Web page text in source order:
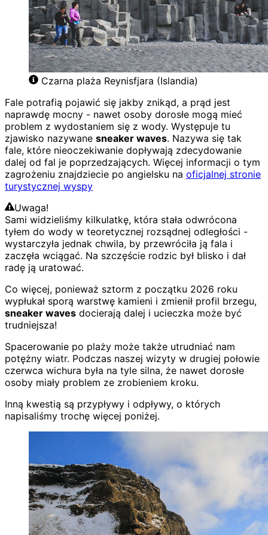
Czarna plaża Reynisfjara (Islandia)
Fale potrafią pojawić się jakby znikąd, a prąd jest
naprawdę mocny - nawet osoby dorosłe mogą mieć
problem z wydostaniem się z wody. Występuje tu
zjawisko nazywane sneaker waves. Nazywa się tak
fale, które nieoczekiwanie dopływają zdecydowanie
dalej od fal je poprzedzających. Więcej informacji o tym
zagrożeniu znajdziecie po angielsku na oficjalnej stronie
turystycznej wyspy
Uwaga!
Sami widzieliśmy kilkulatkę, która stała odwrócona
tyłem do wody w teoretycznej rozsądnej odległości -
wystarczyła jednak chwila, by przewróciła ją fala i
zaczęła wciągać. Na szczęście rodzic był blisko i dał
radę ją uratować.
Co więcej, ponieważ sztorm z początku 2026 roku
wypłukał sporą warstwę kamieni i zmienił profil brzegu,
sneaker waves docierają dalej i ucieczka może być
trudniejsza!
Spacerowanie po plaży może także utrudniać nam
potężny wiatr. Podczas naszej wizyty w drugiej połowie
czerwca wichura była na tyle silna, że nawet dorosłe
osoby miały problem ze zrobieniem kroku.
Inną kwestią są przypływy i odpływy, o których
napisaliśmy trochę więcej poniżej.